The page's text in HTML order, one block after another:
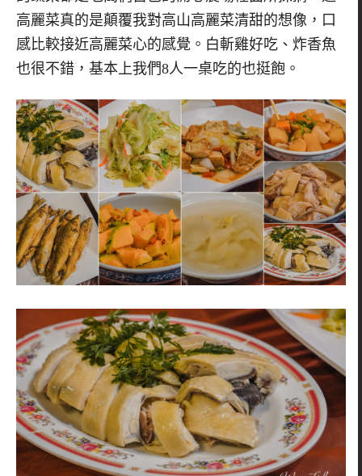
高麗菜真的是顛覆我對高山高麗菜清甜的想像，口
感比較接近高麗菜心的感覺。白斬雞好吃、炸香魚
也很不錯，基本上我們8人一桌吃的也挺飽。